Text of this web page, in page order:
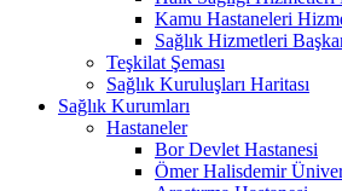
Kamu Hastaneleri
Sağlık Hizmetleri
Teşkilat Şeması
Sağlık Kuruluşları Haritası
Sağlık Kurumları
Hastaneler
Bor Devlet Hastanesi
Ömer Halisdemir